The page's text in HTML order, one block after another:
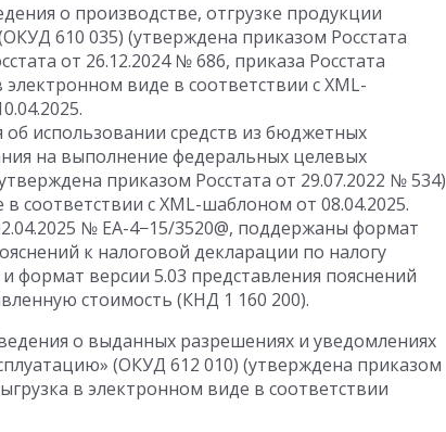
о производстве, отгрузке продукции
610 035) (утверждена приказом Росстата
от 26.12.2024№ 686, приказа Росстата
виде в соответствии с XML-
использовании средств из бюджетных
на выполнение федеральных целевых
приказом Росстата от 29.07.2022 № 534)
соответствии с XML-шаблоном от 08.04.2025.
№ ЕА-4−15/3520@, поддержаны формат
к налоговой декларации по налогу
формат версии 5.03 представления пояснений
стоимость (КНД 1 160 200).
о выданных разрешениях и уведомлениях
(ОКУД 612 010) (утверждена приказом
в электронном виде в соответствии